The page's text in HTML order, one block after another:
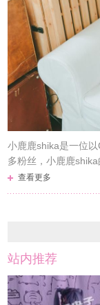
小鹿鹿shika是一位
多粉丝，小鹿鹿
查看更多
站内推荐